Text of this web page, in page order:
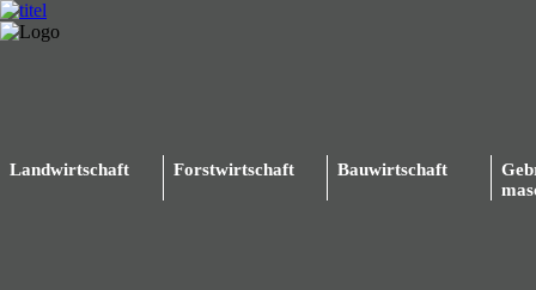
Landwirtschaft Forstwirtschaft Bauwirtschaft